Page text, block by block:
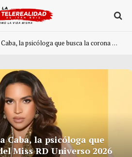
que busca la corona del Miss RD Universo 2026
Caba, la psicóloga que
Miss RD Universo 2026